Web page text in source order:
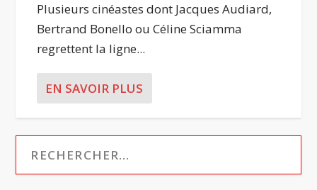
Plusieurs cinéastes dont Jacques Audiard,
Bertrand Bonello ou Céline Sciamma
regrettent la ligne...
EN SAVOIR PLUS